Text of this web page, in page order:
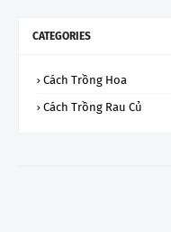
CATEGORIES
Cách Trồng Hoa
Cách Trồng Rau Củ